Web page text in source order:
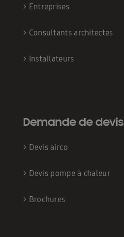
> Entreprises
> Consultants architectes
> Installateurs
Demande de devis
> Devis airco
> Devis pompe à chaleur
> Brochures